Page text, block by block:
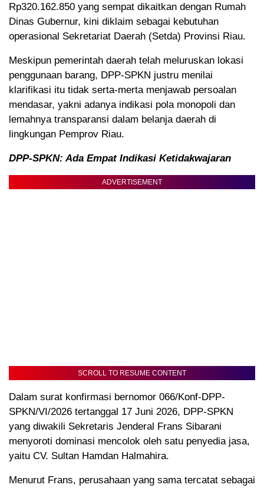
Rp320.162.850 yang sempat dikaitkan dengan Rumah
Dinas Gubernur, kini diklaim sebagai kebutuhan
operasional Sekretariat Daerah (Setda) Provinsi Riau.
Meskipun pemerintah daerah telah meluruskan lokasi
penggunaan barang, DPP-SPKN justru menilai
klarifikasi itu tidak serta-merta menjawab persoalan
mendasar, yakni adanya indikasi pola monopoli dan
lemahnya transparansi dalam belanja daerah di
lingkungan Pemprov Riau.
DPP-SPKN: Ada Empat Indikasi Ketidakwajaran
ADVERTISEMENT
SCROLL TO RESUME CONTENT
Dalam surat konfirmasi bernomor 066/Konf-DPP-
SPKN/VI/2026 tertanggal 17 Juni 2026, DPP-SPKN
yang diwakili Sekretaris Jenderal Frans Sibarani
menyoroti dominasi mencolok oleh satu penyedia jasa,
yaitu CV. Sultan Hamdan Halmahira.
Menurut Frans, perusahaan yang sama tercatat sebagai